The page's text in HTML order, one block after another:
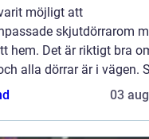
möjligt att
skjutdörrarom
hem. Det är riktigt bra
alla dörrar är i vägen.
03